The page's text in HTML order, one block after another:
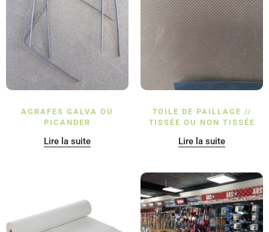
AGRAFES GALVA OU
PICANDER
Lire la suite
TOILE DE PAILLAGE //
TISSÉE OU NON TISSÉE
Lire la suite